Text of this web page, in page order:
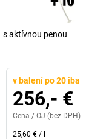
s aktívnou penou
v balení po 20 iba
256,- €
Cena / OJ (bez DPH)
25,60 € /